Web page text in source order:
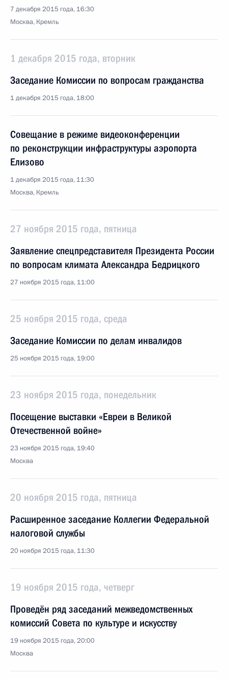
7 декабря 2015 года, 16:30
Москва, Кремль
1 декабря 2015 года, вторник
Заседание Комиссии по вопросам гражданства
1 декабря 2015 года, 18:00
Совещание в режиме видеоконференции
по реконструкции инфраструктуры аэропорта
Елизово
1 декабря 2015 года, 11:30
Москва, Кремль
27 ноября 2015 года, пятница
Заявление спецпредставителя Президента России
по вопросам климата Александра Бедрицкого
27 ноября 2015 года, 11:00
25 ноября 2015 года, среда
Заседание Комиссии по делам инвалидов
25 ноября 2015 года, 19:00
23 ноября 2015 года, понедельник
Посещение выставки «Евреи в Великой
Отечественной войне»
23 ноября 2015 года, 19:40
Москва
20 ноября 2015 года, пятница
Расширенное заседание Коллегии Федеральной
налоговой службы
20 ноября 2015 года, 11:30
19 ноября 2015 года, четверг
Проведён ряд заседаний межведомственных
комиссий Совета по культуре и искусству
19 ноября 2015 года, 20:00
Москва